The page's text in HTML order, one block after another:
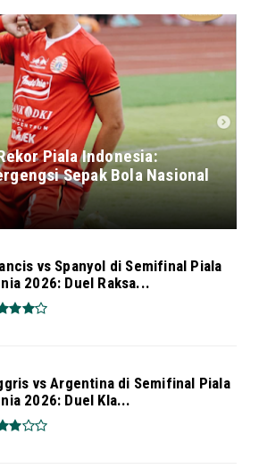
Piala Indonesia:
Sepak Bola Nasional
vs Spanyol di Semifinal Piala
2026: Duel Raksa...
vs Argentina di Semifinal Piala
2026: Duel Kla...